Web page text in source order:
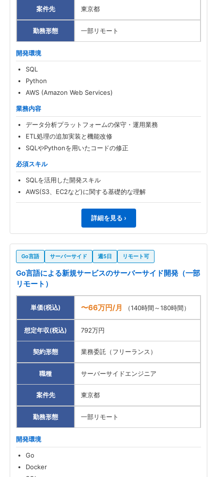
案件先 東京都
勤務形態 一部リモート
開発環境
SQL
Python
AWS (Amazon Web Services)
業務内容
データ分析プラットフォームの保守・運用業務
ETL処理の追加実装と機能改修
SQLやPythonを用いたコードの修正
必須スキル
SQLを活用した開発スキル
AWS(S3、EC2など)に関する基礎的な理解
詳細を見る ›
Go言語 サーバーサイド 週5日 リモート可
Go言語による新規サービスのサーバーサイド開発（一部
リモート）
単価(税込) 〜66万円/月 （140時間～180時間）
想定年収(税込) 792万円
契約形態 業務委託（フリーランス）
職種 サーバーサイドエンジニア
案件先 東京都
勤務形態 一部リモート
開発環境
Go
Docker